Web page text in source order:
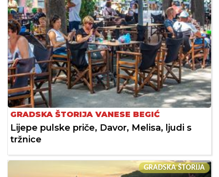
GRADSKA ŠTORIJA VANESE BEGIĆ
Lijepe pulske priče, Davor, Melisa, ljudi s
tržnice
GRADSKA ŠTORIJA